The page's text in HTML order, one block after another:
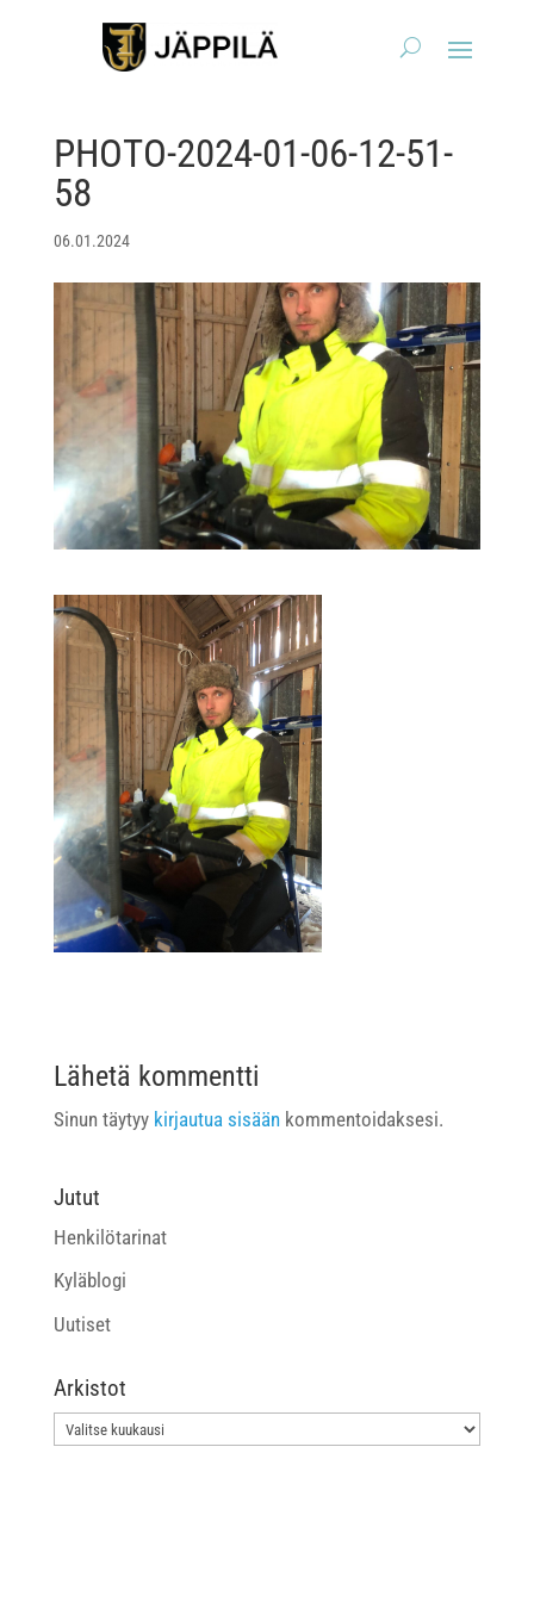
PHOTO-2024-01-06-12-51-
58
06.01.2024
Lähetä kommentti
Sinun täytyy kirjautua sisäänkommentoidaksesi.
Jutut
Henkilötarinat
Kyläblogi
Uutiset
Arkistot
Arkistot